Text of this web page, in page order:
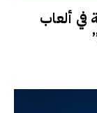
ورياضية في ألعاب